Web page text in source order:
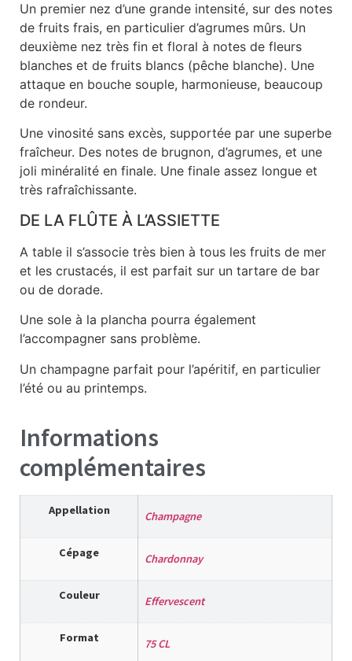
Un premier nez d’une grande intensité, sur des notes
de fruits frais, en particulier d’agrumes mûrs. Un
deuxième nez très fin et floral à notes de fleurs
blanches et de fruits blancs (pêche blanche). Une
attaque en bouche souple, harmonieuse, beaucoup
de rondeur.
Une vinosité sans excès, supportée par une superbe
fraîcheur. Des notes de brugnon, d’agrumes, et une
joli minéralité en finale. Une finale assez longue et
très rafraîchissante.
DE LA FLÛTE À L’ASSIETTE
A table il s’associe très bien à tous les fruits de mer
et les crustacés, il est parfait sur un tartare de bar
ou de dorade.
Une sole à la plancha pourra également
l’accompagner sans problème.
Un champagne parfait pour l’apéritif, en particulier
l’été ou au printemps.
Informations
complémentaires
Appellation Champagne
Cépage Chardonnay
Couleur Effervescent
Format 75 CL